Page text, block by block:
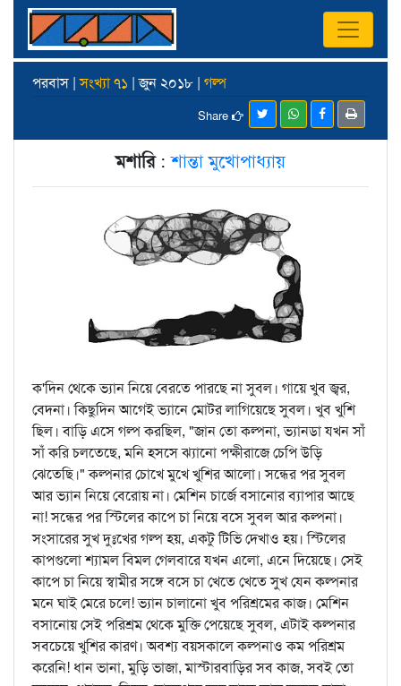
পরবাস |সংখ্যা ৭১ | জুন ২০১৮ | গল্প
Share
মশারি:শান্তা মুখোপাধ্যায়
ক'দিন থেকে ভ্যান নিয়ে বেরতে পারছে না সুবল। গায়ে খুব জ্বর,
বেদনা। কিছুদিন আগেই ভ্যানে মোটর লাগিয়েছে সুবল। খুব খুশি
ছিল। বাড়ি এসে গল্প করছিল, "জান তো কল্পনা, ভ্যানডা যখন সাঁ
সাঁ করি চলতেছে, মনি হসসে ঝ্যানো পক্ষীরাজে চেপি উড়ি
ঝেতেছি।" কল্পনার চোখে মুখে খুশির আলো। সন্ধের পর সুবল
আর ভ্যান নিয়ে বেরোয় না। মেশিন চার্জে বসানোর ব্যাপার আছে
না! সন্ধের পর স্টিলের কাপে চা নিয়ে বসে সুবল আর কল্পনা।
সংসারের সুখ দুঃখের গল্প হয়, একটু টিভি দেখাও হয়। স্টিলের
কাপগুলো শ্যামল বিমল গেলবারে যখন এলো, এনে দিয়েছে। সেই
কাপে চা নিয়ে স্বামীর সঙ্গে বসে চা খেতে খেতে সুখ যেন কল্পনার
মনে ঘাই মেরে চলে! ভ্যান চালানো খুব পরিশ্রমের কাজ। মেশিন
বসানোয় সেই পরিশ্রম থেকে মুক্তি পেয়েছে সুবল, এটাই কল্পনার
সবচেয়ে খুশির কারণ। অবশ্য বয়সকালে কল্পনাও কম পরিশ্রম
করেনি! ধান ভানা, মুড়ি ভাজা, মাস্টারবাড়ির সব কাজ, সবই তো